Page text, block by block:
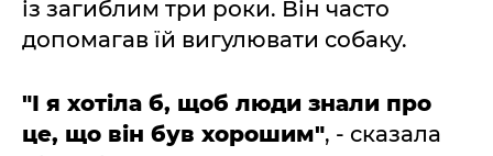
із загиблим три роки. Він часто
допомагав їй вигулювати собаку.
"І я хотіла б, щоб люди знали про
це, що він був хорошим", - сказала